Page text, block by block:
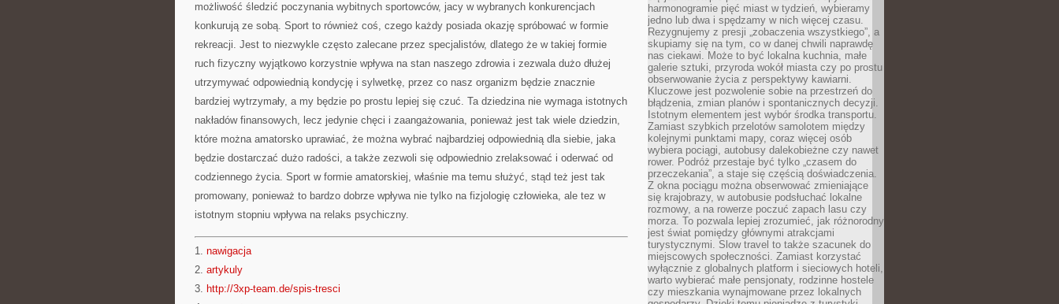
możliwość śledzić poczynania wybitnych sportowców, jacy w wybranych konkurencjach
konkurują ze sobą. Sport to również coś, czego każdy posiada okazję spróbować w formie
rekreacji. Jest to niezwykle często zalecane przez specjalistów, dlatego że w takiej formie
ruch fizyczny wyjątkowo korzystnie wpływa na stan naszego zdrowia i zezwala dużo dłużej
utrzymywać odpowiednią kondycję i sylwetkę, przez co nasz organizm będzie znacznie
bardziej wytrzymały, a my będzie po prostu lepiej się czuć. Ta dziedzina nie wymaga istotnych
nakładów finansowych, lecz jedynie chęci i zaangażowania, ponieważ jest tak wiele dziedzin,
które można amatorsko uprawiać, że można wybrać najbardziej odpowiednią dla siebie, jaka
będzie dostarczać dużo radości, a także zezwoli się odpowiednio zrelaksować i oderwać od
codziennego życia. Sport w formie amatorskiej, właśnie ma temu służyć, stąd też jest tak
promowany, ponieważ to bardzo dobrze wpływa nie tylko na fizjologię człowieka, ale tez w
istotnym stopniu wpływa na relaks psychiczny.
1. nawigacja
2. artykuly
3. http://3xp-team.de/spis-tresci
harmonogramie pięć miast w tydzień, wybieramy
jedno lub dwa i spędzamy w nich więcej czasu.
Rezygnujemy z presji „zobaczenia wszystkiego”, a
skupiamy się na tym, co w danej chwili naprawdę
nas ciekawi. Może to być lokalna kuchnia, małe
galerie sztuki, przyroda wokół miasta czy po prostu
obserwowanie życia z perspektywy kawiarni.
Kluczowe jest pozwolenie sobie na przestrzeń do
błądzenia, zmian planów i spontanicznych decyzji.
Istotnym elementem jest wybór środka transportu.
Zamiast szybkich przelotów samolotem między
kolejnymi punktami mapy, coraz więcej osób
wybiera pociągi, autobusy dalekobieżne czy nawet
rower. Podróż przestaje być tylko „czasem do
przeczekania”, a staje się częścią doświadczenia.
Z okna pociągu można obserwować zmieniające
się krajobrazy, w autobusie podsłuchać lokalne
rozmowy, a na rowerze poczuć zapach lasu czy
morza. To pozwala lepiej zrozumieć, jak różnorodny
jest świat pomiędzy głównymi atrakcjami
turystycznymi. Slow travel to także szacunek do
miejscowych społeczności. Zamiast korzystać
wyłącznie z globalnych platform i sieciowych hoteli,
warto wybierać małe pensjonaty, rodzinne hostele
czy mieszkania wynajmowane przez lokalnych